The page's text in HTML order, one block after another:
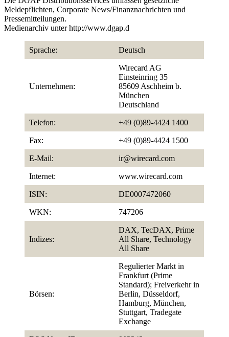
Meldepflichten, Corporate News/Finanznachrichten und
Pressemitteilungen.
Medienarchiv unter http://www.dgap.d
Sprache: Deutsch
Unternehmen:
Wirecard AG
Einsteinring 35
85609 Aschheim b.
München
Deutschland
Telefon: +49 (0)89-4424 1400
Fax: +49 (0)89-4424 1500
E-Mail: ir@wirecard.com
Internet: www.wirecard.com
ISIN: DE0007472060
WKN: 747206
Indizes:
DAX, TecDAX, Prime
All Share, Technology
All Share
Börsen:
Regulierter Markt in
Frankfurt (Prime
Standard); Freiverkehr in
Berlin, Düsseldorf,
Hamburg, München,
Stuttgart, Tradegate
Exchange